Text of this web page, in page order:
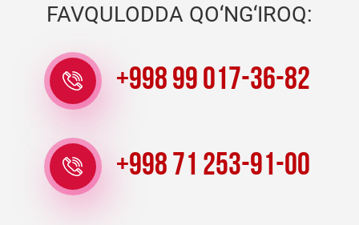
FAVQULODDA QO‘NG‘IROQ:
+998 99 017-36-82
+998 71 253-91-00